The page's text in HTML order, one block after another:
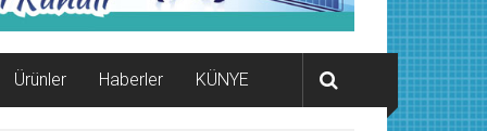
Ürünler Haberler KÜNYE